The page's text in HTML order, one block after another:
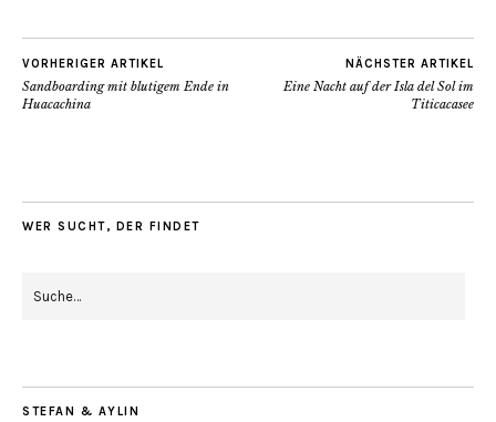
VORHERIGER ARTIKEL
Sandboarding mit blutigem Ende in
Huacachina
NÄCHSTER ARTIKEL
Eine Nacht auf der Isla del Sol im
Titicacasee
WER SUCHT, DER FINDET
STEFAN & AYLIN